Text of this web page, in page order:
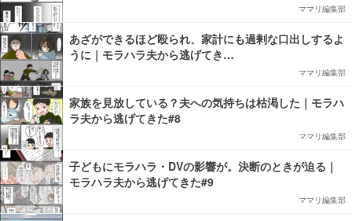
ママリ編集部
あざができるほど殴られ、家計にも過剰な口出しするよ
うに｜モラハラ夫から逃げてき…
ママリ編集部
家族を見放している？夫への気持ちは枯渇した｜モラハ
ラ夫から逃げてきた#8
ママリ編集部
子どもにモラハラ・DVの影響が。決断のときが迫る｜
モラハラ夫から逃げてきた#9
ママリ編集部